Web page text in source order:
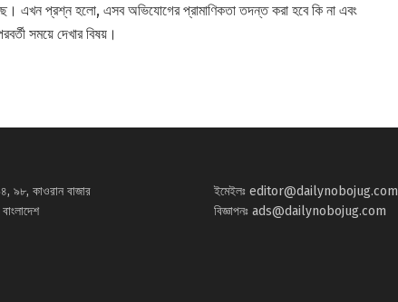
এখন প্রশ্ন হলো, এসব অভিযোগের প্রামাণিকতা তদন্ত করা হবে কি না এবং
সময়ে দেখার বিষয়।
৯৮, কাওরান বাজার
ইমেইলঃ editor@dailynobojug.com
বিজ্ঞাপনঃ ads@dailynobojug.com